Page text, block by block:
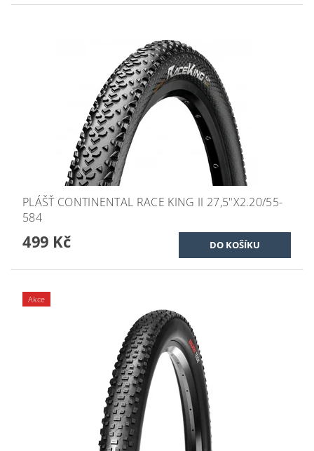
PLÁŠŤ CONTINENTAL RACE KING II 27,5"X2.20/55-
584
499 Kč
Akce